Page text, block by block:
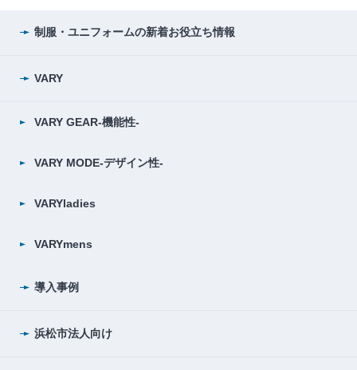
制服・ユニフォームの新着お役立ち情報
VARY
VARY GEAR-機能性-
VARY MODE-デザイン性-
VARYladies
VARYmens
導入事例
浜松市法人向け